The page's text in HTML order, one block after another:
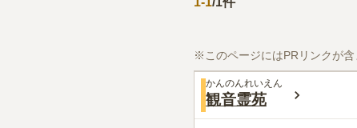
※このページにはPRリンクが含
かんのんれいえん
観音霊苑